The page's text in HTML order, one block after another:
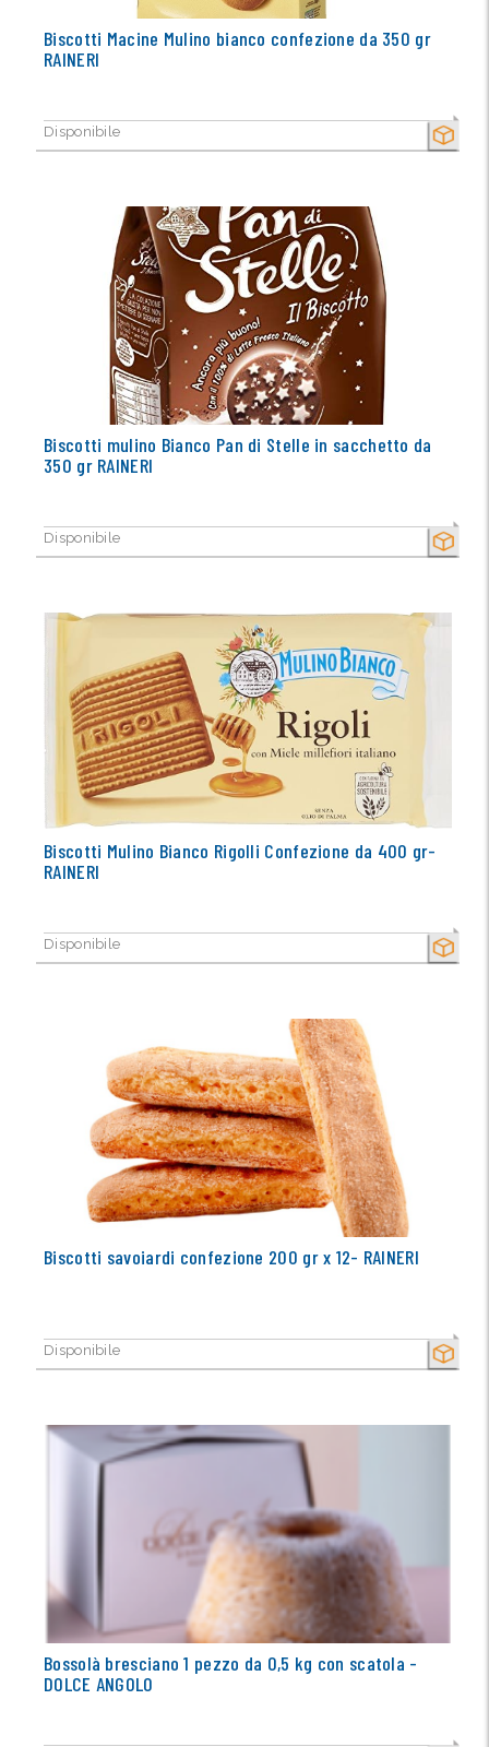
SECCO
Biscotti Macine Mulino bianco confezione da 350 gr
RAINERI
Disponibile
SECCO
Biscotti mulino Bianco Pan di Stelle in sacchetto da
350 gr RAINERI
Disponibile
SECCO
Biscotti Mulino Bianco Rigolli Confezione da 400 gr-
RAINERI
Disponibile
SECCO
Biscotti savoiardi confezione 200 gr x 12- RAINERI
Disponibile
Bossolà bresciano 1 pezzo da 0,5 kg con scatola -
DOLCE ANGOLO